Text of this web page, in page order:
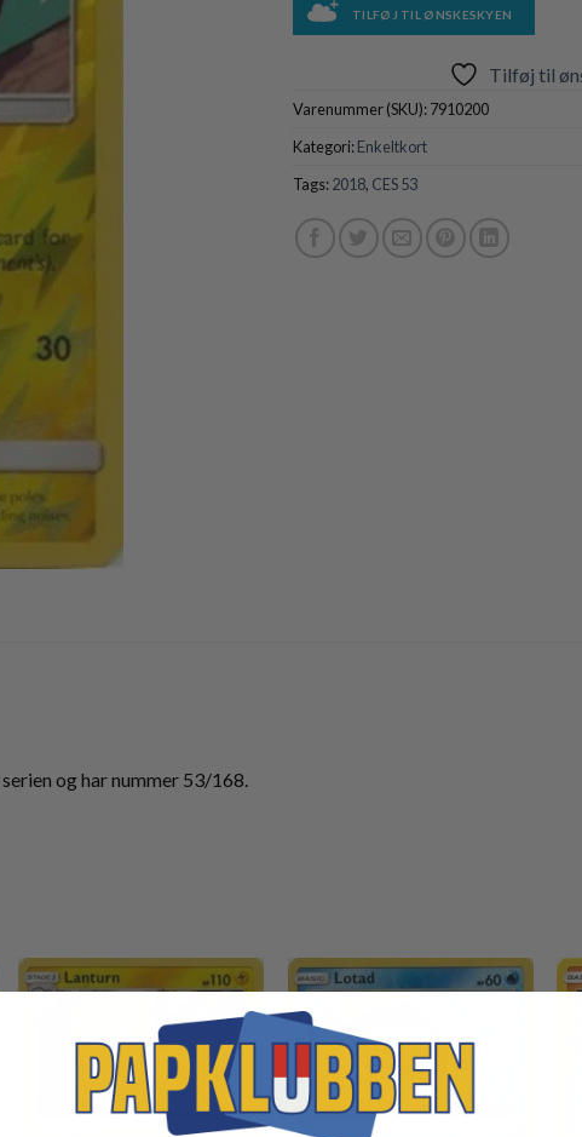
TILFØJ TIL ØNSKESKYEN
Tilføj til
Varenummer (SKU):7910200
Kategori:Enkeltkort
Tags:2018, CES 53
og har nummer 53/168.